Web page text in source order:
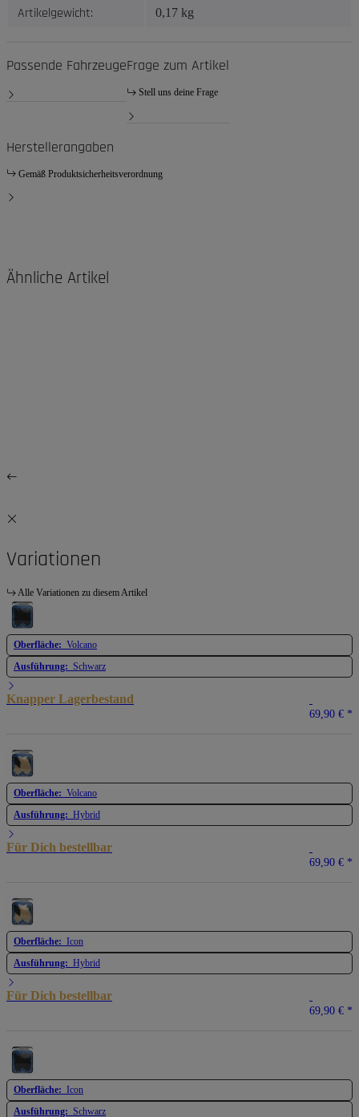
Artikelgewicht: 0,17 kg
Passende FahrzeugeFrage zum Artikel
Stell uns deine Frage
Herstellerangaben
Gemäß Produktsicherheitsverordnung
Ähnliche Artikel
Variationen
Alle Variationen zu diesem Artikel
Oberfläche: Volcano
Ausführung: Schwarz
Knapper Lagerbestand
69,90 € *
Oberfläche: Volcano
Ausführung: Hybrid
Für Dich bestellbar
69,90 € *
Oberfläche: Icon
Ausführung: Hybrid
Für Dich bestellbar
69,90 € *
Oberfläche: Icon
Ausführung: Schwarz